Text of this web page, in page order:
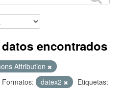
encontrados
Attribution
Formatos: datex2
Etiquetas: